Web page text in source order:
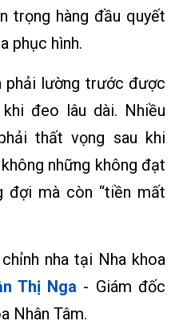
trọng hàng đầu quyết
phục hình.
phải lường trước được
đeo lâu dài. Nhiều
thất vọng sau khi
những không đạt
đợi mà còn “tiền mất
nha tại Nha khoa
Thị Nga - Giám đốc
Nhân Tâm.